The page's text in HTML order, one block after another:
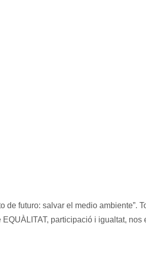
futuro: salvar el medio ambiente”.
participació i igualtat,